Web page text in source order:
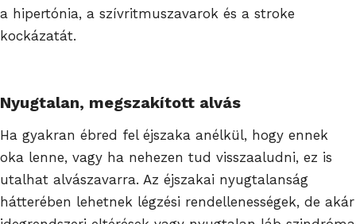
a hipertónia, a szívritmuszavarok és a stroke
kockázatát.
Nyugtalan, megszakított alvás
Ha gyakran ébred fel éjszaka anélkül, hogy ennek
oka lenne, vagy ha nehezen tud visszaaludni, ez is
utalhat alvászavarra. Az éjszakai nyugtalanság
hátterében lehetnek légzési rendellenességek, de akár